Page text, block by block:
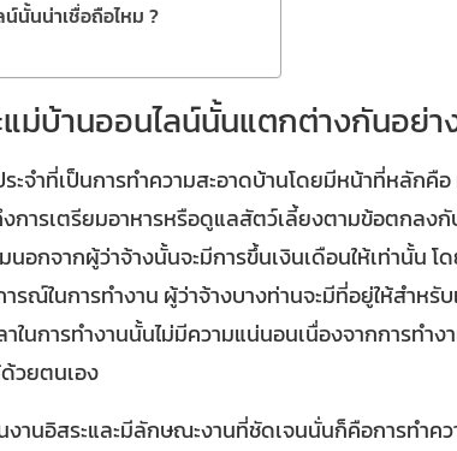
นั้นน่าเชื่อถือไหม ?
ม่บ้านออนไลน์นั้นแตกต่างกันอย่า
ะจำที่เป็นการทำความสะอาดบ้านโดยมีหน้าที่หลักคื
การเตรียมอาหารหรือดูแลสัตว์เลี้ยงตามข้อตกลง
นอกจากผู้ว่าจ้างนั้นจะมีการขึ้นเงินเดือนให้เท่านั้น
รณ์ในการทำงาน ผู้ว่าจ้างบางท่านจะมีที่อยู่ให้สำหรั
าในการทำงานนั้นไม่มีความแน่นอนเนื่องจากการท
ด้วยตนเอง
งานอิสระและมีลักษณะงานที่ชัดเจนนั่นก็คือการทำค